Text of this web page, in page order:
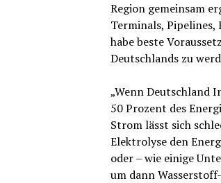
Region gemeinsam
Terminals, Pipelines,
habe beste
Deutschlands zu
„Wenn Deutschland
50 Prozent des
Strom lässt sich
Elektrolyse den
oder – wie einige
um dann